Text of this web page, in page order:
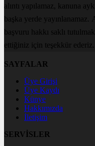
alıntı yapılamaz, kanuna
başka yerde yayınlanamaz.
başvuru hakkı saklı
ettiğiniz için teşekkür ederiz.
SAYFALAR
Üye Girişi
Üye Kaydı
Künye
Hakkımızda
İletişim
SERVİSLER